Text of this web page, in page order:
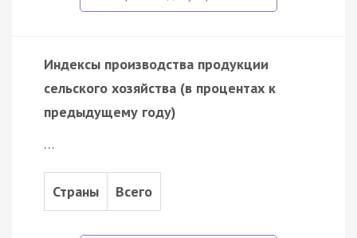
Индексы производства продукции
сельского хозяйства (в процентах к
предыдущему году)
…
Страны Всего